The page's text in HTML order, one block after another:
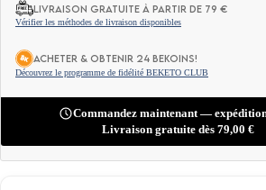
LIVRAISON GRATUITE À PARTIR DE 79 €
Vérifier les méthodes de livraison disponibles
ACHETER & OBTENIR 24 BEKOINS!
Découvrez le programme de fidélité BEKETO CLUB
Commandez maintenant —
Livraison gratuite dès 79,00 €